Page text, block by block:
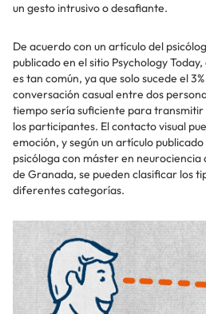
un gesto intrusivo o desafiante.
De acuerdo con un artículo del
publicado en el sitio Psychology
es tan común, ya que solo sucede el
conversación casual entre dos
tiempo sería suficiente para
los participantes. El contacto visual
emoción, y según un artículo
psicóloga con máster en
de Granada, se pueden clasificar los
diferentes categorías.